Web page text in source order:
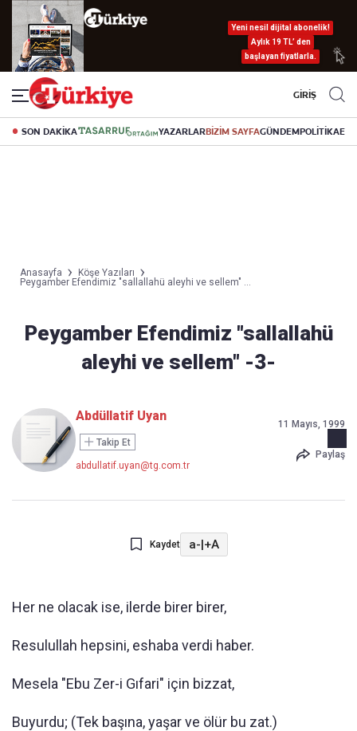
Yeni nesil dijital abonelik!
Aylık 19 TL’ den
başlayan fiyatlarla.
GİRİŞ
SON DAKİKA YAZARLARBİZİM SAYFAGÜNDEMPOLİTİKA
Anasayfa
Köşe Yazıları
Peygamber Efendimiz "sallallahü aleyhi ve sellem" ...
Peygamber Efendimiz "sallallahü
aleyhi ve sellem" -3-
Abdüllatif Uyan
Takip Et
abdullatif.uyan@tg.com.tr
11 Mayıs, 1999
Paylaş
Kaydet a-|+A
Her ne olacak ise, ilerde birer birer,
Resulullah hepsini, eshaba verdi haber.
Mesela "Ebu Zer-i Gıfari" için bizzat,
Buyurdu; (Tek başına, yaşar ve ölür bu zat.)